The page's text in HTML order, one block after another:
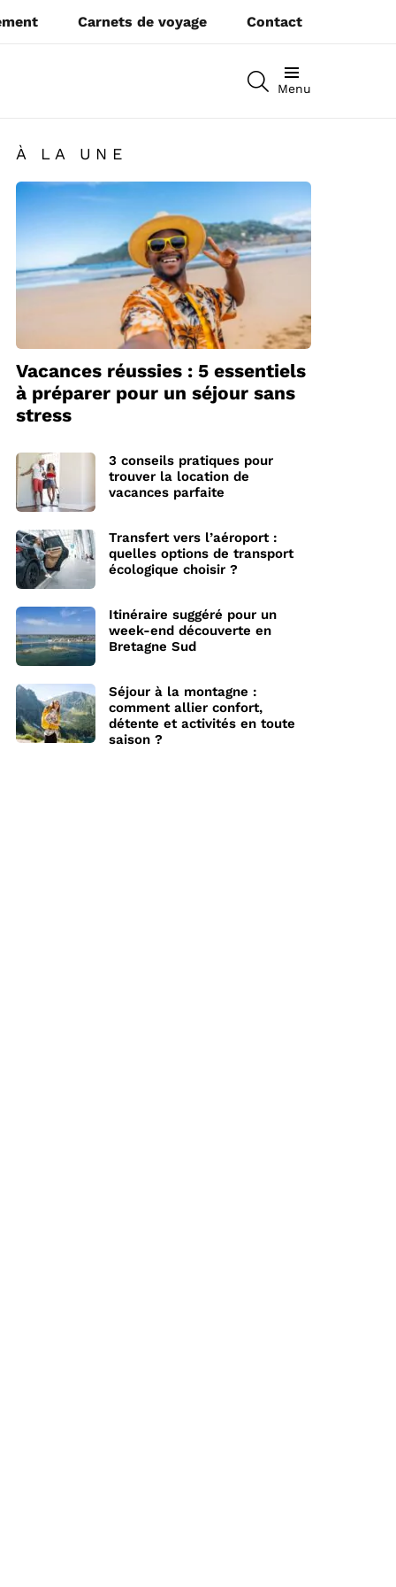
Carnets de voyage Contact
RECHERCHEZ
Menu
À LA UNE
Vacances réussies : 5 essentiels
à préparer pour un séjour sans
stress
3 conseils pratiques pour
trouver la location de
vacances parfaite
Transfert vers l’aéroport :
quelles options de transport
écologique choisir ?
Itinéraire suggéré pour un
week-end découverte en
Bretagne Sud
Séjour à la montagne :
comment allier confort,
détente et activités en toute
saison ?